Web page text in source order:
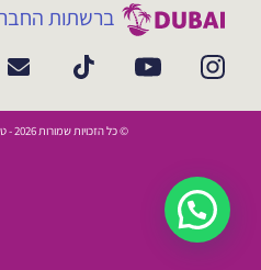
ברשתות
© כל הזכויות שמורות 2026 - טיק טרוול בע"מ | ט.ל.ח.